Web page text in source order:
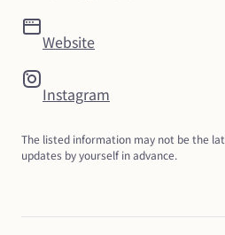
Website
Instagram
The listed information may not be the
updates by yourself in advance.